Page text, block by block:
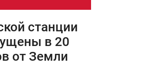
станции
в 20
от Земли